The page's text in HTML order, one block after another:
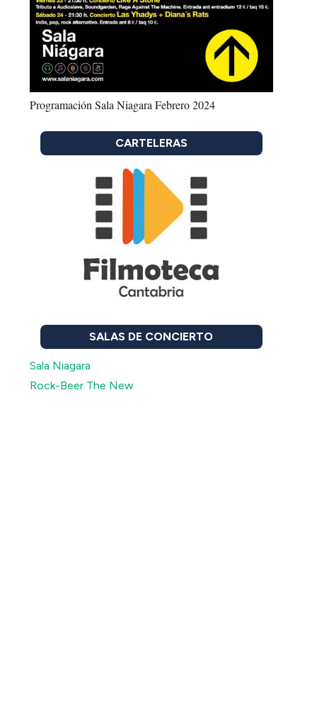
Programación Sala Niagara Febrero 2024
CARTELERAS
SALAS DE CONCIERTO
Sala Niagara
Rock-Beer The New